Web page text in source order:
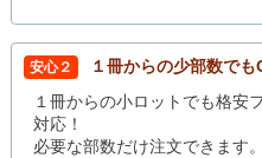
安心２
１冊からの少部数でも
１冊からの小ロットでも格安
対応！
必要な部数だけ注文できます。